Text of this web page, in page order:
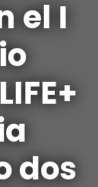
el I
dos